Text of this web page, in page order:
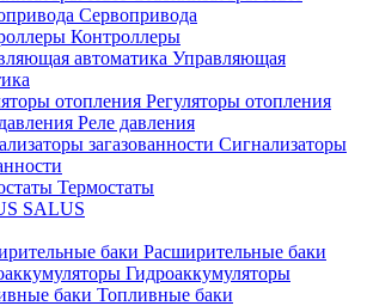
Сервопривода
Контроллеры
Управляющая
Регуляторы отопления
Реле давления
Сигнализаторы
Термостаты
SALUS
Расширительные баки
Гидроаккумуляторы
Топливные баки